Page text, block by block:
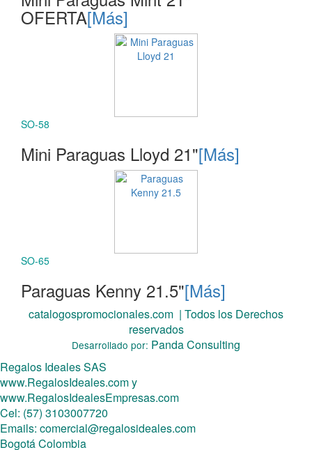
OFERTA[Más]
SO-58
Mini Paraguas Lloyd 21"[Más]
SO-65
Paraguas Kenny 21.5"[Más]
catalogospromocionales.com | Todos los Derechos
reservados
Desarrollado por: Panda Consulting
Regalos Ideales SAS
www.RegalosIdeales.comy
www.RegalosIdealesEmpresas.com
Cel: (57) 3103007720
Emails: comercial@regalosideales.com
Bogotá Colombia